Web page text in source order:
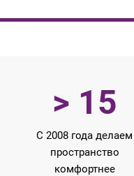
> 15
С 2008 года делаем
пространство
комфортнее